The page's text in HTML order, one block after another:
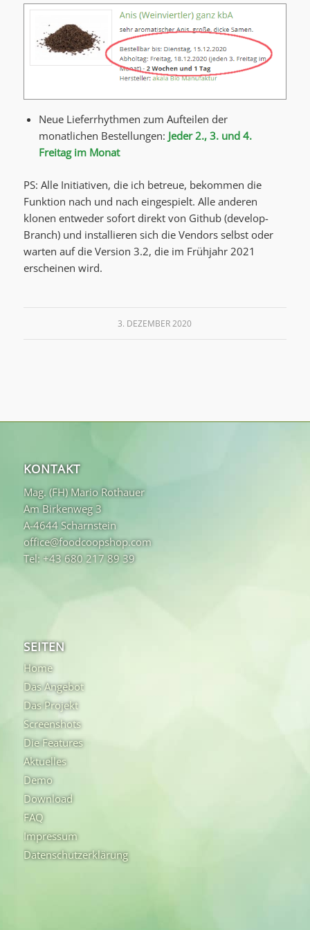
Neue Lieferrhythmen zum Aufteilen der
monatlichen Bestellungen: Jeder 2., 3. und 4.
Freitag im Monat
PS: Alle Initiativen, die ich betreue, bekommen die
Funktion nach und nach eingespielt. Alle anderen
klonen entweder sofort direkt von Github (develop-
Branch) und installieren sich die Vendors selbst oder
warten auf die Version 3.2, die im Frühjahr 2021
erscheinen wird.
3. DEZEMBER 2020
KONTAKT
Mag. (FH) Mario Rothauer
Am Birkenweg 3
A-4644 Scharnstein
office@foodcoopshop.com
Tel: +43 680 217 89 39
SEITEN
Home
Das Angebot
Das Projekt
Screenshots
Die Features
Aktuelles
Demo
Download
FAQ
Impressum
Datenschutzerklärung